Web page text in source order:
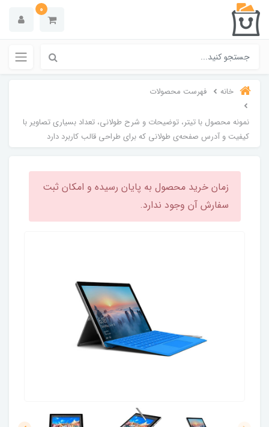
0
خانه فهرست محصولات
نمونه محصول با تیتر، توضیحات و شرح طولانی، تعداد بسیاری تصاویر با
کیفیت و آدرس صفحه‌ی طولانی که برای طراحی قالب کاربرد دارد
زمان خرید محصول به پایان رسیده و امکان ثبت
سفارش آن وجود ندارد.